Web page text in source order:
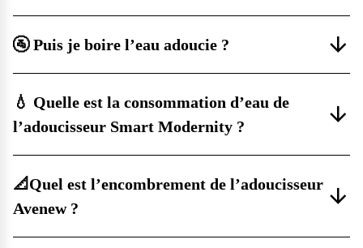
🚰 Puis je boire l’eau adoucie ?
💧 Quelle est la consommation d’eau de
l’adoucisseur Smart Modernity ?
📐Quel est l’encombrement de l’adoucisseur
Avenew ?